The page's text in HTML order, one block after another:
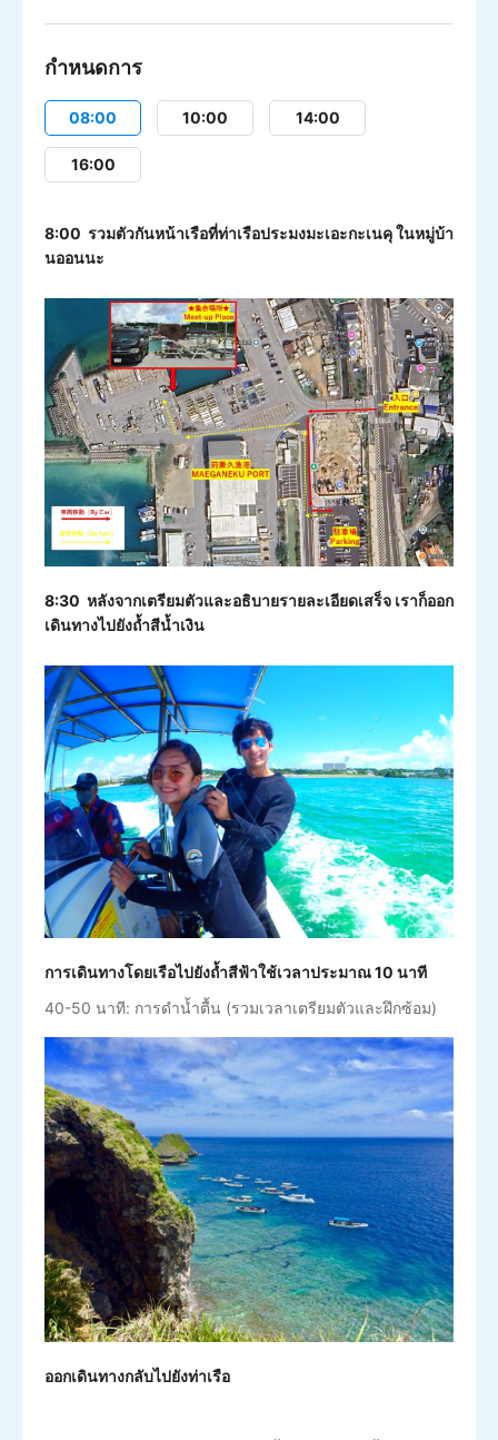
กำหนดการ
08:00 10:00 14:00
16:00
8:00 รวมตัวกันหน้าเรือที่ท่าเรือประมงมะเอะกะเนคุ ในหมู่บ้า
นออนนะ
8:30 หลังจากเตรียมตัวและอธิบายรายละเอียดเสร็จ เราก็ออก
เดินทางไปยังถ้ำสีน้ำเงิน
การเดินทางโดยเรือไปยังถ้ำสีฟ้าใช้เวลาประมาณ 10 นาที
40-50 นาที: การดำน้ำตื้น (รวมเวลาเตรียมตัวและฝึกซ้อม)
ออกเดินทางกลับไปยังท่าเรือ